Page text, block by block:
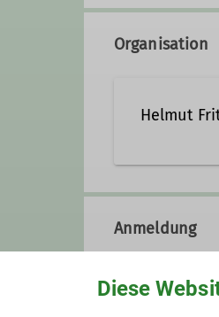
Organisation
Helmut
Anmeldung
Anmeldung
Diese